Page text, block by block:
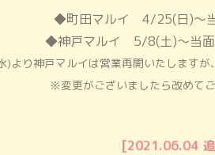
個性ゆた
どうやら
いるよう
ぜひプリ
◆町田マルイ 4/25(日)～
◆神戸マルイ 5/8(土)～当
り神戸マルイは営業再開いたしますが、
※変更がございましたら改めてご
[2021.06.04